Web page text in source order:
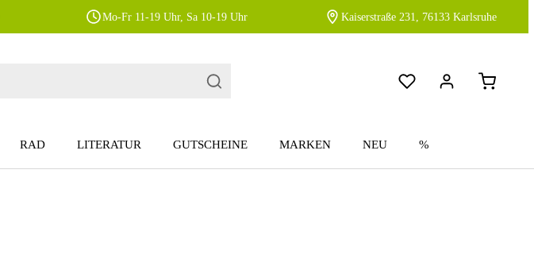
Mo-Fr 11-19 Uhr, Sa 10-19 Uhr Kaiserstraße 231, 76133 Karlsruhe
RAD LITERATUR GUTSCHEINE MARKEN NEU %